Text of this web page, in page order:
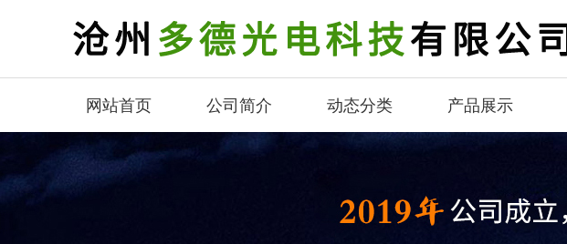
网站首页 公司简介 动态分类 产品展示